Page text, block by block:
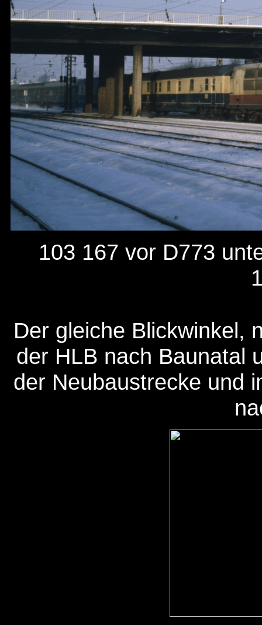
103 167 vor D773
Der gleiche Blickwinkel,
der HLB nach Baunatal
der Neubaustrecke und